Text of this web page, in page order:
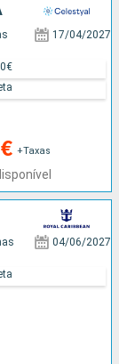
17/04/2027
+Taxas
04/06/2027